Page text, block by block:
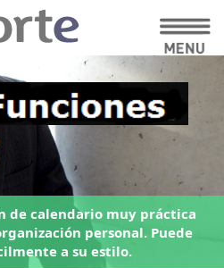
de calendario muy práctica
personal. Puede
a su estilo.